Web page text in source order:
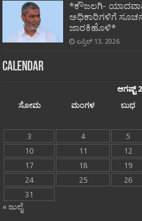
*ಕೌಜಲಗಿ- ಯಾದವಾಡ
ಅಧಿಕಾರಿಗಳಿಗೆ
ಜಾರಕಿಹೊಳಿ*
ಏಪ್ರಿಲ್ 13, 2026
Calendar
ಆಗಷ್ಟ್
ಸೋಮ
ಮಂಗಳ ಬುಧ
3
4 5
10
11 12
17
18 19
24
25 26
31
« ಜುಲೈ